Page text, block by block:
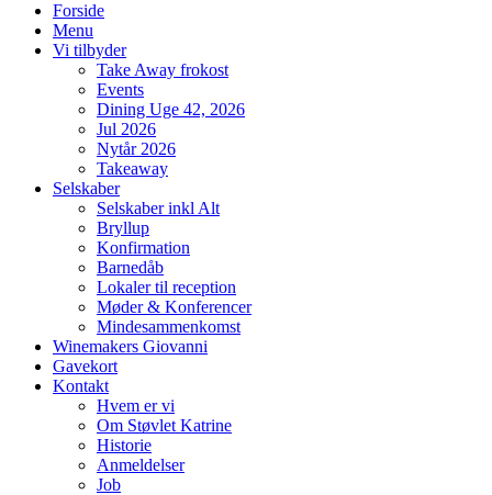
Forside
Menu
Vi tilbyder
Take Away frokost
Events
Dining Uge 42, 2026
Jul 2026
Nytår 2026
Takeaway
Selskaber
Selskaber inkl Alt
Bryllup
Konfirmation
Barnedåb
Lokaler til reception
Møder & Konferencer
Mindesammenkomst
Winemakers Giovanni
Gavekort
Kontakt
Hvem er vi
Om Støvlet Katrine
Historie
Anmeldelser
Job